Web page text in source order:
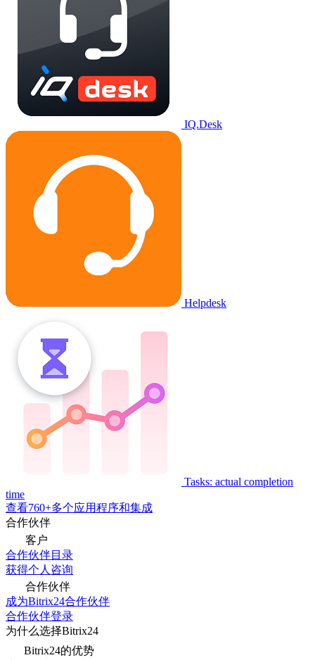
IQ.Desk
Helpdesk
Tasks: actual completion
time
查看760+多个应用程序和集成
合作伙伴
客户
合作伙伴目录
获得个人咨询
合作伙伴
成为Bitrix24合作伙伴
合作伙伴登录
为什么选择Bitrix24
Bitrix24的优势